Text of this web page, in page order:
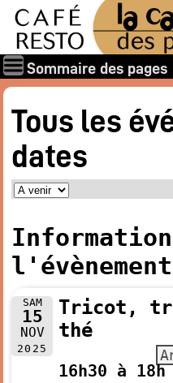
Sommaire des pages
Qui sommes-nous ?
Les
Rapports et
Les membres
Les valeurs de
Nos amis
Nos soutiens
Galerie des
Boire et manger
Horaires
Carte :
Restaurant
Tous les
dates
l'évènement
SAM
15
NOV
2025
Tricot,
thé
16h30 à 18h